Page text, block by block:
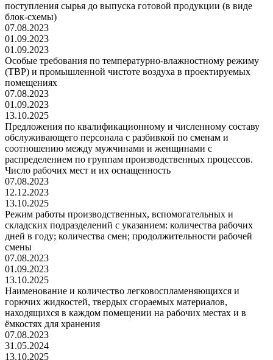
поступления сырья до выпуска готовой продукции (в виде
блок-схемы)
07.08.2023
01.09.2023
01.09.2023
Особые требования по температурно-влажностному режиму
(ТВР) и промышленной чистоте воздуха в проектируемых
помещениях
07.08.2023
01.09.2023
13.10.2025
Предложения по квалификационному и численному составу
обслуживающего персонала с разбивкой по сменам и
соотношению между мужчинами и женщинами с
распределением по группам производственных процессов.
Число рабочих мест и их оснащенность
07.08.2023
12.12.2023
13.10.2025
Режим работы производственных, вспомогательных и
складских подразделений с указанием: количества рабочих
дней в году; количества смен; продолжительности рабочей
смены
07.08.2023
01.09.2023
13.10.2025
Наименование и количество легковоспламеняющихся и
горючих жидкостей, твердых сгораемых материалов,
находящихся в каждом помещении на рабочих местах и в
ёмкостях для хранения
07.08.2023
31.05.2024
13.10.2025